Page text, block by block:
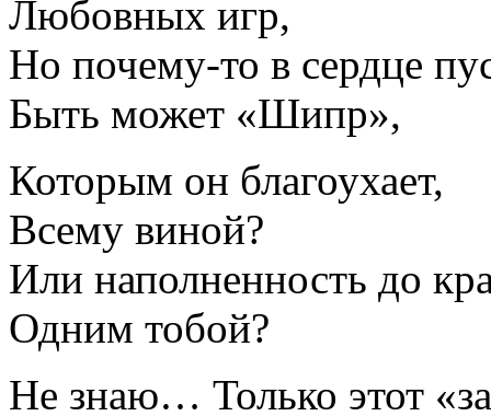
Любовных игр,
Но почему-то в сердце
Быть может «Шипр»,
Которым он благоухает,
Всему виной?
Или наполненность до
Одним тобой?
Не знаю… Только этот